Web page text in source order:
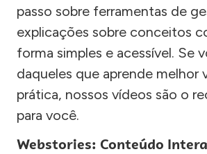
passo sobre ferramentas de
explicações sobre conceitos
forma simples e acessível. Se
daqueles que aprende melhor
prática, nossos vídeos são o
para você.
Webstories: Conteúdo